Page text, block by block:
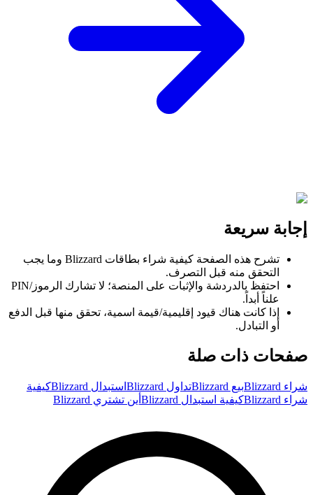
إجابة سريعة
تشرح هذه الصفحة كيفية شراء بطاقات Blizzard وما يجب
التحقق منه قبل التصرف.
احتفظ بالدردشة والإثبات على المنصة؛ لا تشارك الرموز/PIN
علناً أبداً.
إذا كانت هناك قيود إقليمية/قيمة اسمية، تحقق منها قبل الدفع
أو التبادل.
صفحات ذات صلة
شراء Blizzard بيع Blizzard تداول Blizzard استبدال Blizzard
كيفية
شراء Blizzard
كيفية استبدال Blizzard أين تشتري Blizzard